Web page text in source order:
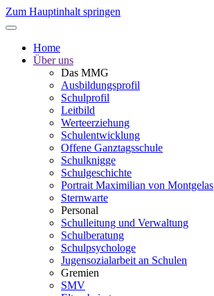
Zum Hauptinhalt springen
Home
Über uns
Das MMG
Ausbildungsprofil
Schulprofil
Leitbild
Werteerziehung
Schulentwicklung
Offene Ganztagsschule
Schulknigge
Schulgeschichte
Portrait Maximilian von Montgelas
Sternwarte
Personal
Schulleitung und Verwaltung
Schulberatung
Schulpsychologe
Jugensozialarbeit an Schulen
Gremien
SMV